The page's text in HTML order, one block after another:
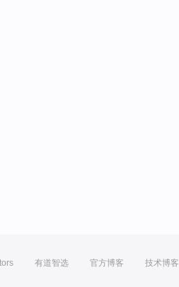
有道智选 官方博客 技术博客